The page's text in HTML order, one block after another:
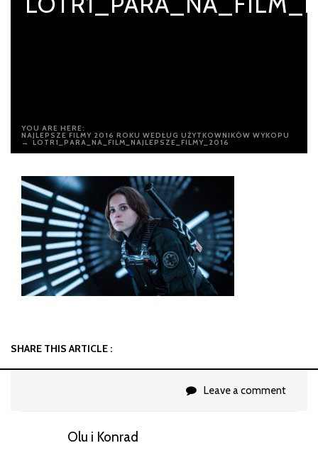
YOU ARE HERE:
NAJLEPSZE FILMY 2016 ROKU WEDŁUG UŻYTKOWNIKÓW WYKOPU
→ LOTR1_PARA_NA_FILM_NAJLEPSZE_FILMY_2016
SHARE THIS ARTICLE :
Leave a comment
Olu i Konrad